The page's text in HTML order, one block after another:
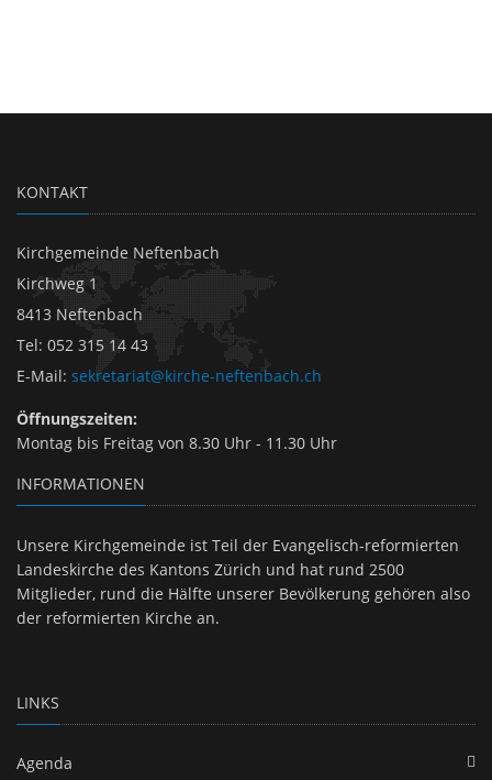
KONTAKT
Kirchgemeinde Neftenbach
Kirchweg 1
8413 Neftenbach
Tel: 052 315 14 43
E-Mail: sekretariat@kirche-neftenbach.ch
Öffnungszeiten:
Montag bis Freitag von 8.30 Uhr - 11.30 Uhr
INFORMATIONEN
Unsere Kirchgemeinde ist Teil der Evangelisch-reformierten
Landeskirche des Kantons Zürich und hat rund 2500
Mitglieder, rund die Hälfte unserer Bevölkerung gehören also
der reformierten Kirche an.
LINKS
Agenda